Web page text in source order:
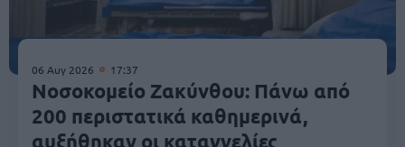
06 Αυγ 2026 17:37
Νοσοκομείο Ζακύνθου: Πάνω από
200 περιστατικά καθημερινά,
αυξήθηκαν οι καταγγελίες